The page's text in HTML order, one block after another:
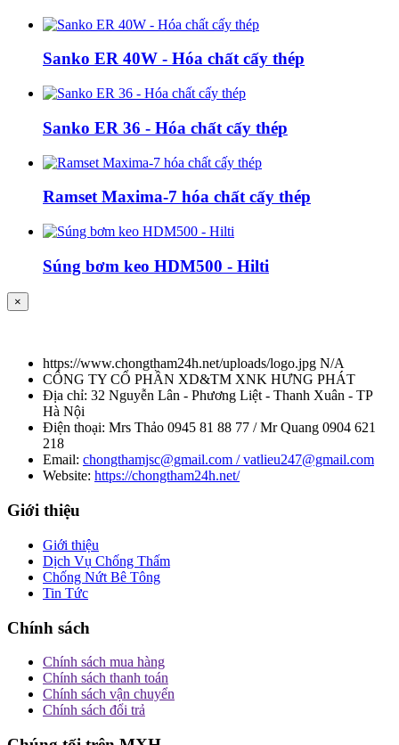
Sanko ER 40W - Hóa chất cấy thép
Sanko ER 36 - Hóa chất cấy thép
Ramset Maxima-7 hóa chất cấy thép
Súng bơm keo HDM500 - Hilti
×
https://www.chongtham24h.net/uploads/logo.jpg N/A
CÔNG TY CỔ PHẦN XD&TM XNK HƯNG PHÁT
Địa chỉ: 32 Nguyễn Lân - Phương Liệt - Thanh Xuân - TP
Hà Nội
Điện thoại: Mrs Thảo 0945 81 88 77 / Mr Quang 0904 621
218
Email: chongthamjsc@gmail.com / vatlieu247@gmail.com
Website: https://chongtham24h.net/
Giới thiệu
Giới thiệu
Dịch Vụ Chống Thấm
Chống Nứt Bê Tông
Tin Tức
Chính sách
Chính sách mua hàng
Chính sách thanh toán
Chính sách vận chuyển
Chính sách đổi trả